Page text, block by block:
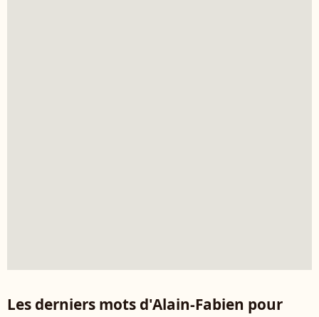
Les derniers mots d'Alain-Fabien pour